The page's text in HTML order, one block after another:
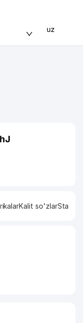
uz
Kalit so'zlar